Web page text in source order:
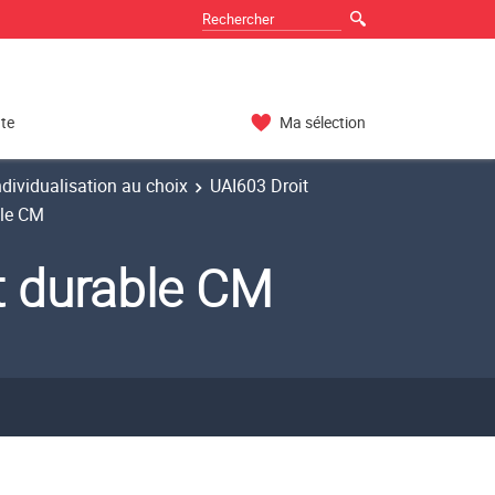
Ma sélection
au choix
UAI603 Droit
CM
CM